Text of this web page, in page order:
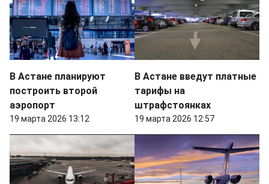
В Астане планируют
построить второй
аэропорт
19 марта 2026 13:12
В Астане введут платные
тарифы на
штрафстоянках
19 марта 2026 12:57